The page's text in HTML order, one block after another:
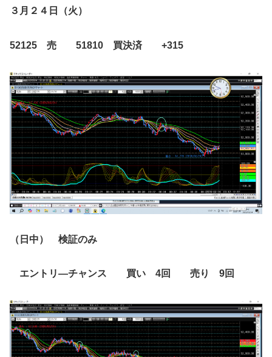
３月２４日（火）
52125 売 51810 買決済 +315
（日中） 検証のみ
エントリ―チャンス 買い 4回 売り 9回